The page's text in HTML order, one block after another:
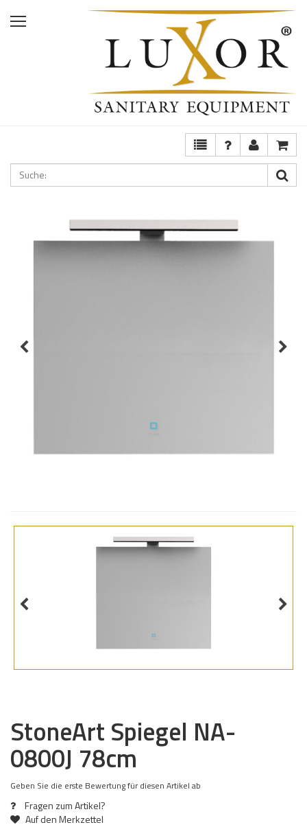
Home
StoneArt Spiegel NA-
0800J 78cm
Geben Sie die erste Bewertung für diesen Artikel ab
Fragen zum Artikel?
Auf den Merkzettel